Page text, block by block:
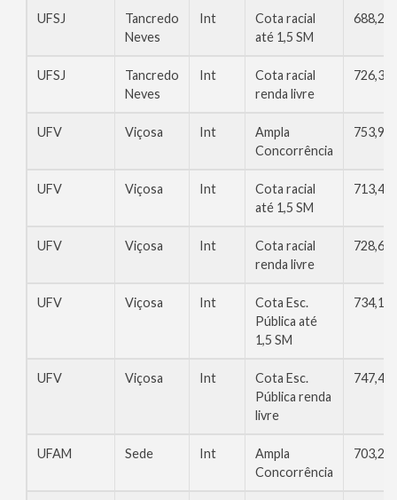
UFSJ
Tancredo
Neves
Int
Cota racial
até 1,5 SM
688,22
UFSJ
Tancredo
Neves
Int
Cota racial
renda livre
726,35
UFV Viçosa Int
Ampla
Concorrência
753,96
UFV Viçosa Int
Cota racial
até 1,5 SM
713,46
UFV Viçosa Int
Cota racial
renda livre
728,62
UFV Viçosa Int
Cota Esc.
Pública até
1,5 SM
734,14
UFV Viçosa Int
Cota Esc.
Pública renda
livre
747,46
UFAM Sede Int
Ampla
Concorrência
703,20